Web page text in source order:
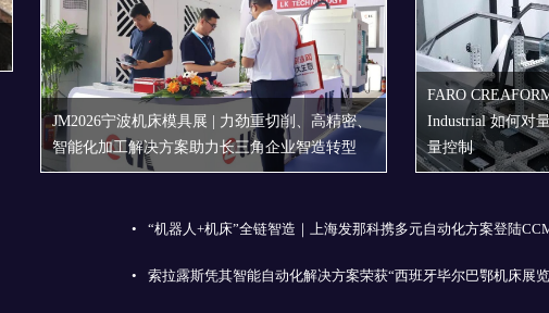
JM2026宁波机床模具展 | 力劲重切削、高精密、
智能化加工解决方案助力长三角企业智造转型
FARO
Industrial 如何对
量控制
• “机器人+机床”全链智造｜上海发那科携多元自动化方案登陆
• 索拉露斯凭其智能自动化解决方案荣获“西班牙毕尔巴鄂机床展